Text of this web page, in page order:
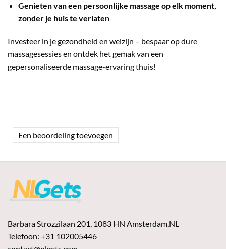
Genieten van een persoonlijke massage op elk moment,
zonder je huis te verlaten
Investeer in je gezondheid en welzijn – bespaar op dure
massagesessies en ontdek het gemak van een
gepersonaliseerde massage-ervaring thuis!
Een beoordeling toevoegen
Barbara Strozzilaan 201, 1083 HN Amsterdam,NL
Telefoon: +31 102005446